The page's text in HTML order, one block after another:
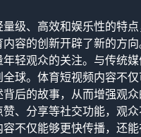
级、高效和娱乐性的特
容的创新开辟了新的方向
轻观众的关注。与传统
球。体育短视频内容不
后的故事，从而增强观众
、分享等社交功能，观
不仅能够更快传播，还